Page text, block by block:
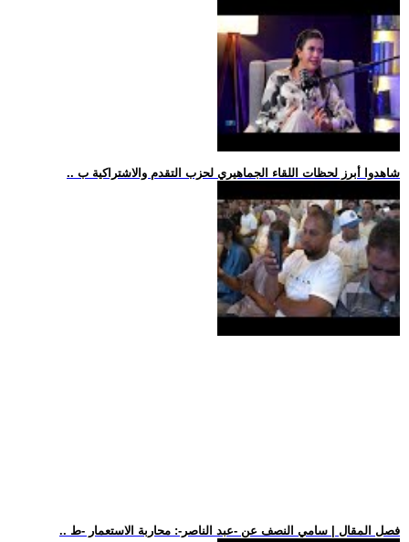
.. شاهدوا أبرز لحظات اللقاء الجماهيري لحزب التقدم والاشتراكية ب
.. فصل المقال | سامي النصف عن -عبد الناصر-: محاربة الاستعمار -ط